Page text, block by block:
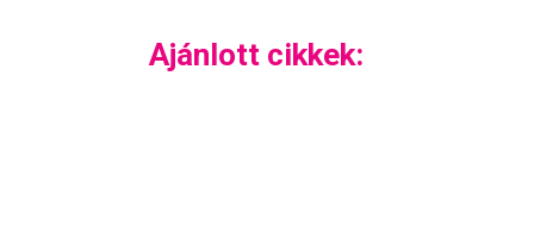
Ajánlott cikkek: